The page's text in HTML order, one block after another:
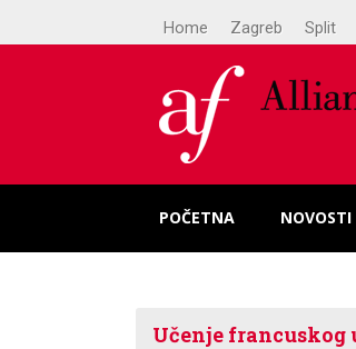
Home Zagreb Split
POČETNA NOVOSTI
Učenje